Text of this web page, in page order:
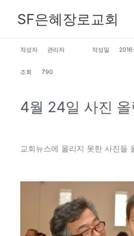
SF은혜장로교회
작성자 관리자 작성일
조회 790
4월 24일 사진
교회뉴스에 올리지 못한 사진들